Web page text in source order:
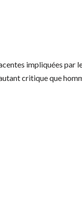
impliquées par
critique que